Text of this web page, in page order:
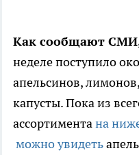
Как сообщают
неделе поступило
апельсинов,
капусты. Пока из
ассортиментана
можно увидеть